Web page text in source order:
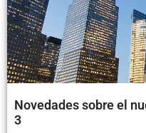
Novedades sobre el
3